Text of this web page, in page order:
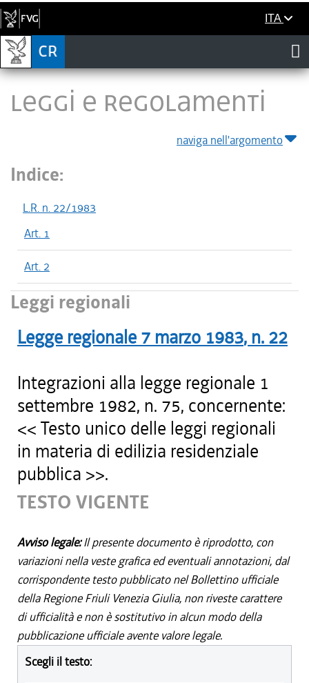
ITA
LEGGI E REGOLAMENTI
naviga nell'argomento
Indice:
L.R. n. 22/1983
Art. 1
Art. 2
Leggi regionali
Legge regionale 7 marzo 1983, n. 22
Integrazioni alla legge regionale 1
settembre 1982, n. 75, concernente:
<< Testo unico delle leggi regionali
in materia di edilizia residenziale
pubblica >>.
TESTO VIGENTE
Avviso legale:Il presente documento è riprodotto, con
variazioni nella veste grafica ed eventuali annotazioni, dal
corrispondente testo pubblicato nel Bollettino ufficiale
della Regione Friuli Venezia Giulia, non riveste carattere
di ufficialità e non è sostitutivo in alcun modo della
pubblicazione ufficiale avente valore legale.
Scegli il testo: